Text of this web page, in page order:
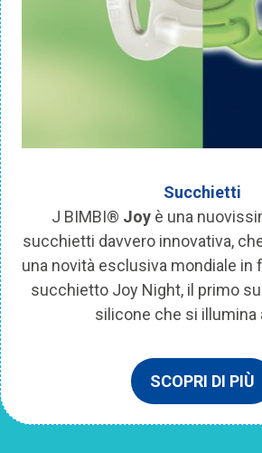
Succhietti
J BIMBI® Joyè una
succhietti davvero innovativa,
una novità esclusiva mondiale in
succhietto Joy Night, il primo
silicone che si illumina
SCOPRI DI PIÙ